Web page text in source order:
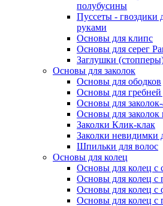
полубусины
Пуссеты - гвоздики
руками
Основы для клипс
Основы для серег
Заглушки
Основы для заколок
Основы для ободков
Основы для гребней
Основы для
Основы для
Заколки Клик-клак
Заколки невидимки
Шпильки для волос
Основы для колец
Основы для колец с
Основы для колец с
Основы для колец с
Основы для колец с